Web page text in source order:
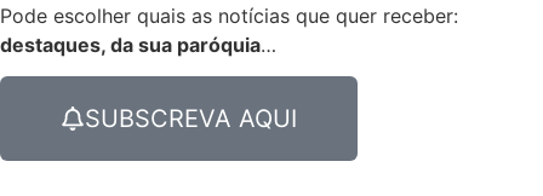
Pode escolher quais as notícias que quer receber:
destaques, da sua paróquia…
SUBSCREVA AQUI